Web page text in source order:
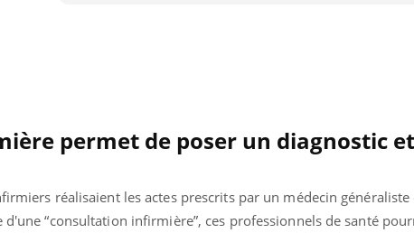
permet de poser un diagnostic
réalisaient les actes prescrits par un médecin généraliste
d'une “consultation infirmière”, ces professionnels de santé